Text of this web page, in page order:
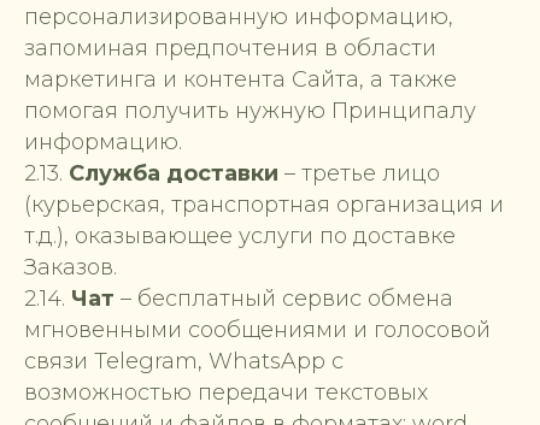
персонализированную информацию,
запоминая предпочтения в области
маркетинга и контента Сайта, а также
помогая получить нужную Принципалу
информацию.
2.13. Служба доставки – третье лицо
(курьерская, транспортная организация и
т.д.), оказывающее услуги по доставке
Заказов.
2.14. Чат – бесплатный сервис обмена
мгновенными сообщениями и голосовой
связи Telegram, WhatsApp с
возможностью передачи текстовых